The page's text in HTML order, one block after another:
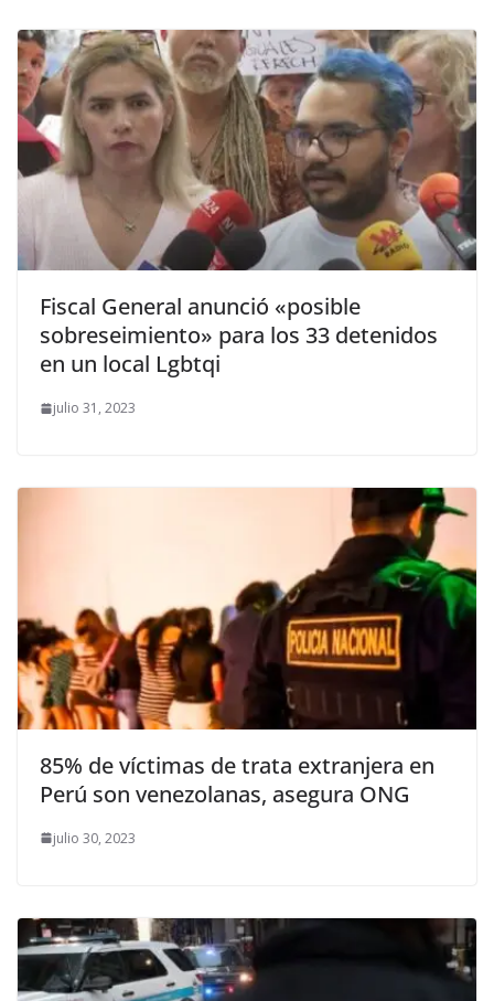
Fiscal General anunció «posible
sobreseimiento» para los 33 detenidos
en un local Lgbtqi
julio 31, 2023
85% de víctimas de trata extranjera en
Perú son venezolanas, asegura ONG
julio 30, 2023